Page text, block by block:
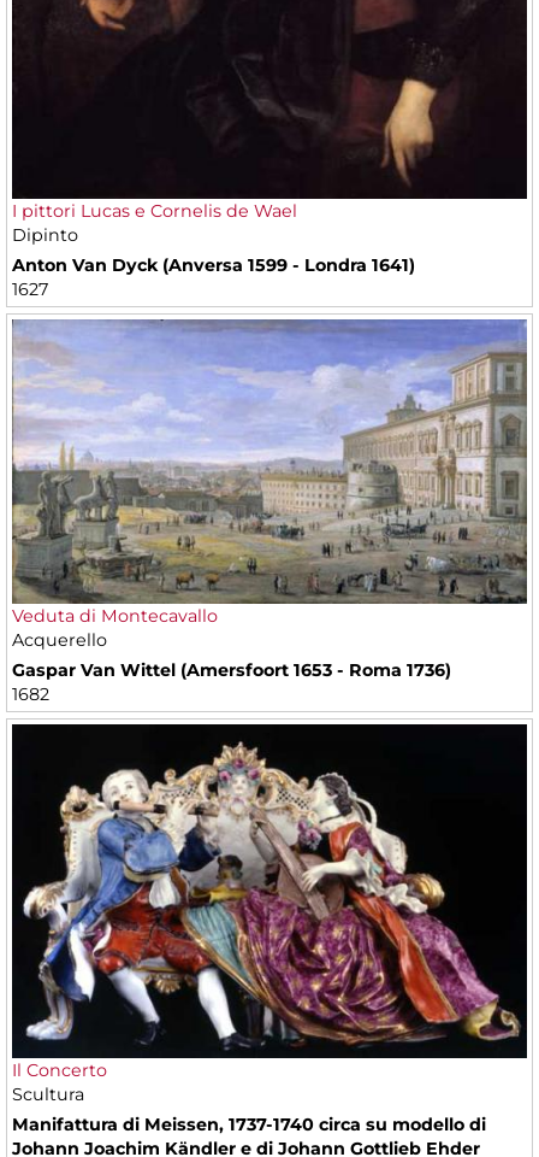
I pittori Lucas e Cornelis de Wael
Dipinto
Anton Van Dyck (Anversa 1599 - Londra 1641)
1627
Veduta di Montecavallo
Acquerello
Gaspar Van Wittel (Amersfoort 1653 - Roma 1736)
1682
Il Concerto
Scultura
Manifattura di Meissen, 1737-1740 circa su modello di
Johann Joachim Kändler e di Johann Gottlieb Ehder